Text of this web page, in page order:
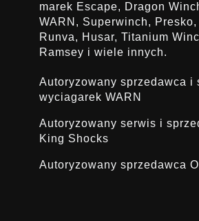
marek Escape, Dragon
WARN, Superwinch, Presko,
Runva, Husar, Titanium
Ramsey i wiele innych.
Autoryzowany sprzedawca i
wyciagarek WARN
Autoryzowany serwis i
King Shocks
Autoryzowany sprzedawca